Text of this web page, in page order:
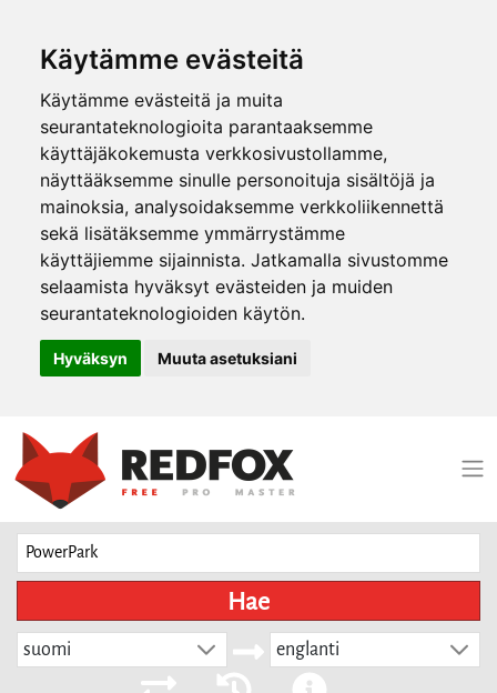
Käytämme evästeitä
Käytämme evästeitä ja muita
seurantateknologioita parantaaksemme
käyttäjäkokemusta verkkosivustollamme,
näyttääksemme sinulle personoituja sisältöjä ja
mainoksia, analysoidaksemme verkkoliikennettä
sekä lisätäksemme ymmärrystämme
käyttäjiemme sijainnista. Jatkamalla sivustomme
selaamista hyväksyt evästeiden ja muiden
seurantateknologioiden käytön.
Hyväksyn Muuta asetuksiani
Hae
suomi englanti